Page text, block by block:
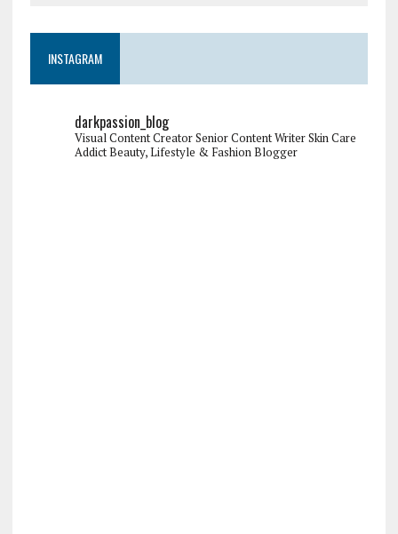
INSTAGRAM
darkpassion_blog
Visual Content CreatorSenior Content WriterSkin Care
AddictBeauty, Lifestyle & Fashion Blogger